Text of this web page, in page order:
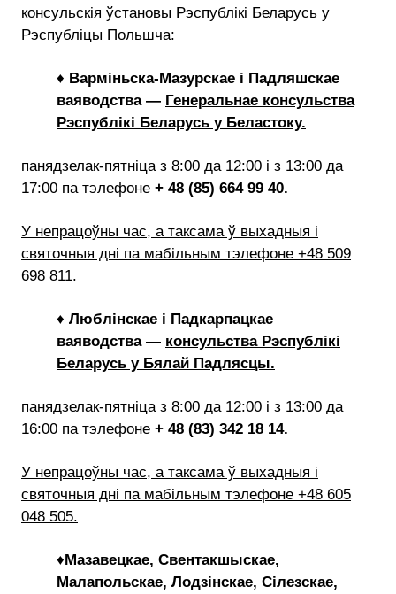
консульскія ўстановы Рэспублікі Беларусь у
Рэспубліцы Польшча:
♦ Варміньска-Мазурскае і Падляшскае
ваяводства — Генеральнае консульства
Рэспублікі Беларусь у Беластоку.
панядзелак-пятніца з 8:00 да 12:00 і з 13:00 да
17:00 па тэлефоне + 48 (85) 664 99 40.
У непрацоўны час, а таксама ў выхадныя і
святочныя дні па мабільным тэлефоне +48 509
698 811.
♦ Люблінскае і Падкарпацкае
ваяводства — консульства Рэспублікі
Беларусь у Бялай Падлясцы.
панядзелак-пятніца з 8:00 да 12:00 і з 13:00 да
16:00 па тэлефоне + 48 (83) 342 18 14.
У непрацоўны час, а таксама ў выхадныя і
святочныя дні па мабільным тэлефоне +48 605
048 505.
♦Мазавецкае, Свентакшыскае,
Малапольскае, Лодзінскае, Сілезскае,